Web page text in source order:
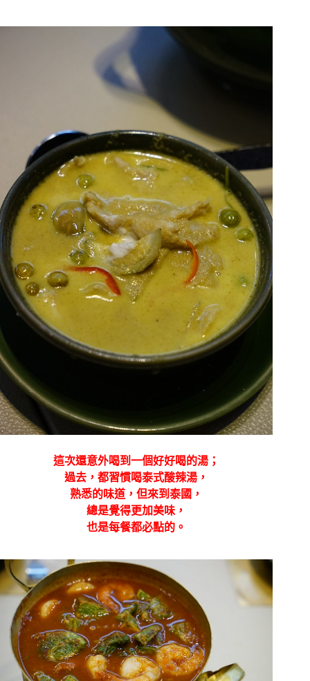
這次還意外喝到一個好好喝的湯；
過去，都習慣喝泰式酸辣湯，
熟悉的味道，但來到泰國，
總是覺得更加美味，
也是每餐都必點的。